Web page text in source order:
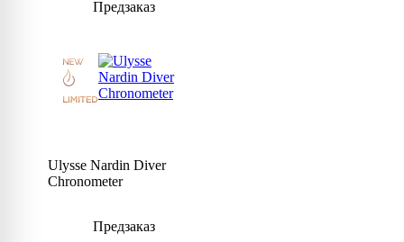
Предзаказ
Ulysse Nardin Diver
Chronometer
Предзаказ